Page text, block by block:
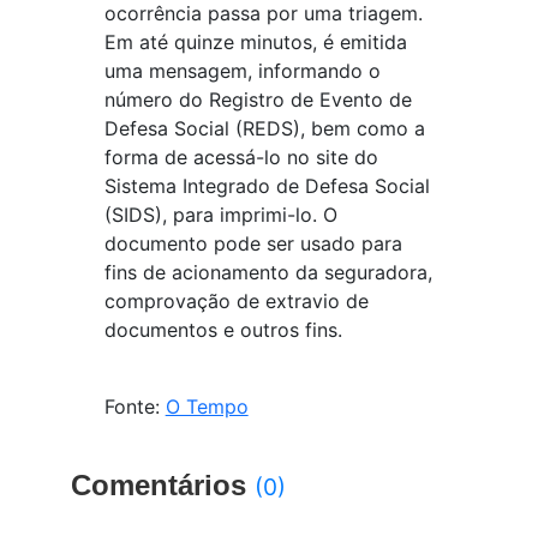
ocorrência passa por uma triagem.
Em até quinze minutos, é emitida
uma mensagem, informando o
número do Registro de Evento de
Defesa Social (REDS), bem como a
forma de acessá-lo no site do
Sistema Integrado de Defesa Social
(SIDS), para imprimi-lo. O
documento pode ser usado para
fins de acionamento da seguradora,
comprovação de extravio de
documentos e outros fins.
Fonte: O Tempo
Comentários (0)